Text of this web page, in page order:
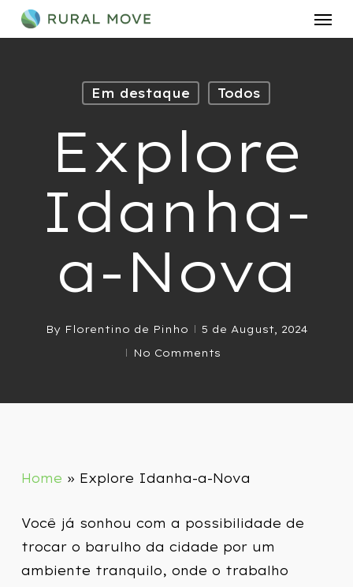
Skip
to
Em destaque Todos
Explore
Idanha-
a-Nova
By Florentino de Pinho
5 de August, 2024
No Comments
Home » Explore Idanha-a-Nova
Você já sonhou com a possibilidade de
trocar o barulho da cidade por um
ambiente tranquilo, onde o trabalho